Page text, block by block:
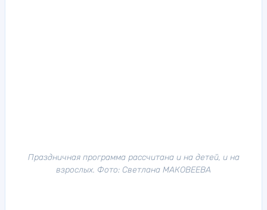
Праздничная программа рассчитана и на детей, и на
взрослых. Фото: Светлана МАКОВЕЕВА